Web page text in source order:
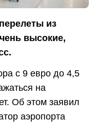
из
высокие,
с 9 евро до 4,5
на
Об этом заявил
аэропорта